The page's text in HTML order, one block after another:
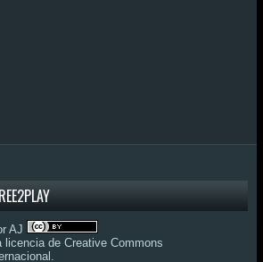
AJ
licencia de Creative Commons
.